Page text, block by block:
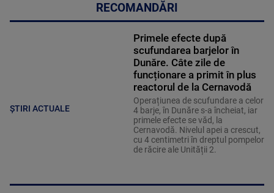
RECOMANDĂRI
ȘTIRI ACTUALE
Primele efecte după
scufundarea barjelor în
Dunăre. Câte zile de
funcționare a primit în plus
reactorul de la Cernavodă
Operațiunea de scufundare a celor
4 barje, în Dunăre s-a încheiat, iar
primele efecte se văd, la
Cernavodă. Nivelul apei a crescut,
cu 4 centimetri în dreptul pompelor
de răcire ale Unității 2.